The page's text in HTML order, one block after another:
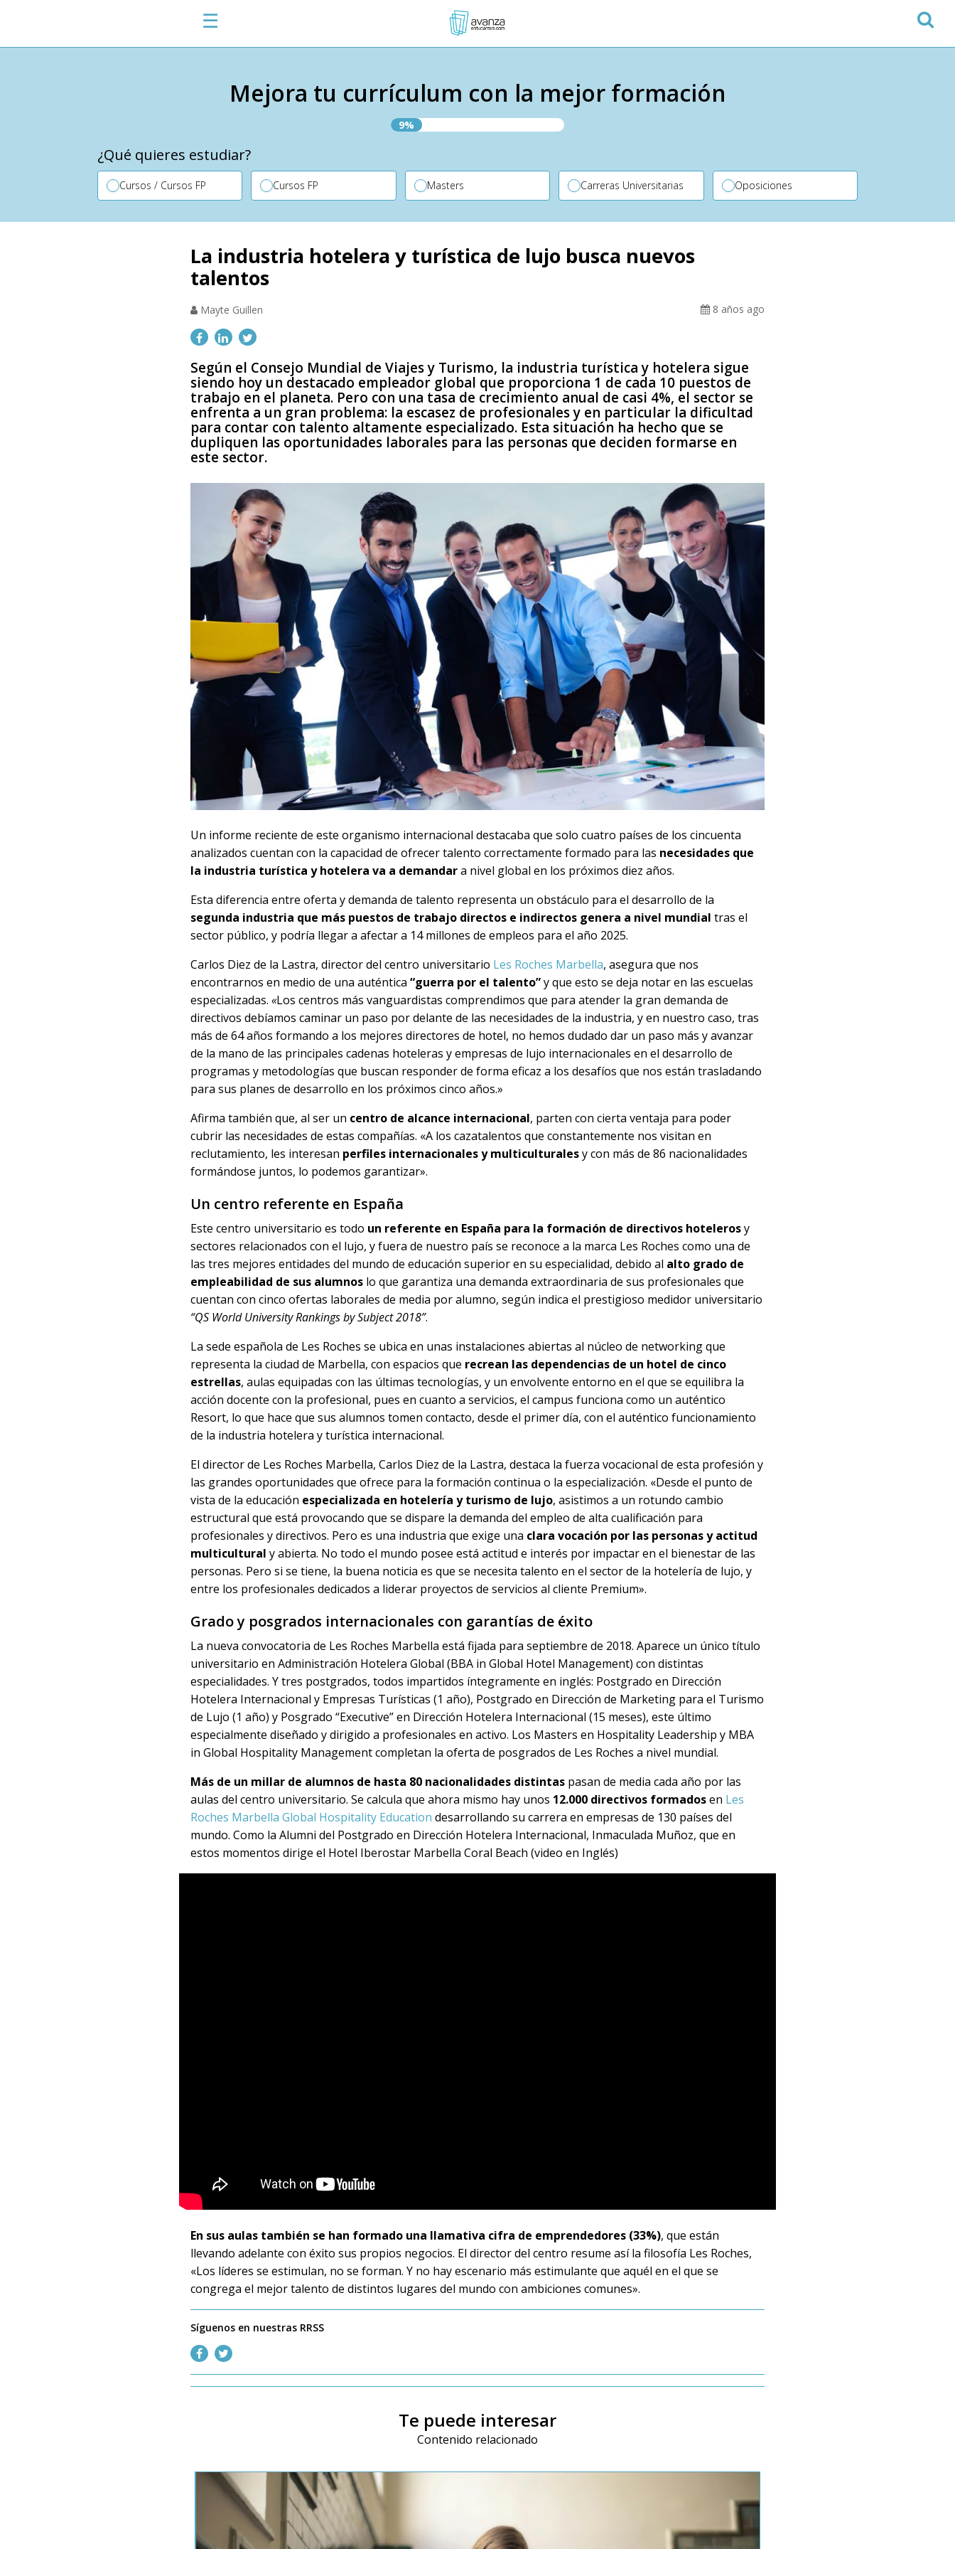
☰
Mejora tu currículum con la mejor formación
9%
¿Qué quieres estudiar?
Cursos / Cursos FP Cursos FP Masters Carreras Universitarias Oposiciones
La industria hotelera y turística de lujo busca nuevos
talentos
Mayte Guillen 8 años ago
Según el Consejo Mundial de Viajes y Turismo, la industria turística y hotelera sigue
siendo hoy un destacado empleador global que proporciona 1 de cada 10 puestos de
trabajo en el planeta. Pero con una tasa de crecimiento anual de casi 4%, el sector se
enfrenta a un gran problema: la escasez de profesionales y en particular la dificultad
para contar con talento altamente especializado. Esta situación ha hecho que se
dupliquen las oportunidades laborales para las personas que deciden formarse en
este sector.
Un informe reciente de este organismo internacional destacaba que solo cuatro países de los cincuenta
analizados cuentan con la capacidad de ofrecer talento correctamente formado para las necesidades que
la industria turística y hotelera va a demandara nivel global en los próximos diez años.
Esta diferencia entre oferta y demanda de talento representa un obstáculo para el desarrollo de la
segunda industria que más puestos de trabajo directos e indirectos genera a nivel mundial tras el
sector público, y podría llegar a afectar a 14 millones de empleos para el año 2025.
Carlos Diez de la Lastra, director del centro universitario Les Roches Marbella, asegura que nos
encontrarnos en medio de una auténtica “guerra por el talento”y que esto se deja notar en las escuelas
especializadas. «Los centros más vanguardistas comprendimos que para atender la gran demanda de
directivos debíamos caminar un paso por delante de las necesidades de la industria, y en nuestro caso, tras
más de 64 años formando a los mejores directores de hotel, no hemos dudado dar un paso más y avanzar
de la mano de las principales cadenas hoteleras y empresas de lujo internacionales en el desarrollo de
programas y metodologías que buscan responder de forma eficaz a los desafíos que nos están trasladando
para sus planes de desarrollo en los próximos cinco años.»
Afirma también que, al ser un centro de alcance internacional, parten con cierta ventaja para poder
cubrir las necesidades de estas compañías. «A los cazatalentos que constantemente nos visitan en
reclutamiento, les interesan perfiles internacionales y multiculturalesy con más de 86 nacionalidades
formándose juntos, lo podemos garantizar».
Un centro referente en España
Este centro universitario es todo un referente en España para la formación de directivos hotelerosy
sectores relacionados con el lujo, y fuera de nuestro país se reconoce a la marca Les Roches como una de
las tres mejores entidades del mundo de educación superior en su especialidad, debido al alto grado de
empleabilidad de sus alumnos lo que garantiza una demanda extraordinaria de sus profesionales que
cuentan con cinco ofertas laborales de media por alumno, según indica el prestigioso medidor universitario
“QS World University Rankings by Subject 2018”.
La sede española de Les Roches se ubica en unas instalaciones abiertas al núcleo de networking que
representa la ciudad de Marbella, con espacios que recrean las dependencias de un hotel de cinco
estrellas, aulas equipadas con las últimas tecnologías, y un envolvente entorno en el que se equilibra la
acción docente con la profesional, pues en cuanto a servicios, el campus funciona como un auténtico
Resort, lo que hace que sus alumnos tomen contacto, desde el primer día, con el auténtico funcionamiento
de la industria hotelera y turística internacional.
El director de Les Roches Marbella, Carlos Diez de la Lastra, destaca la fuerza vocacional de esta profesión y
las grandes oportunidades que ofrece para la formación continua o la especialización. «Desde el punto de
vista de la educación especializada en hotelería y turismo de lujo, asistimos a un rotundo cambio
estructural que está provocando que se dispare la demanda del empleo de alta cualificación para
profesionales y directivos. Pero es una industria que exige una clara vocación por las personas y actitud
multicultural y abierta. No todo el mundo posee está actitud e interés por impactar en el bienestar de las
personas. Pero si se tiene, la buena noticia es que se necesita talento en el sector de la hotelería de lujo, y
entre los profesionales dedicados a liderar proyectos de servicios al cliente Premium».
Grado y posgrados internacionales con garantías de éxito
La nueva convocatoria de Les Roches Marbella está fijada para septiembre de 2018. Aparece un único título
universitario en Administración Hotelera Global (BBA in Global Hotel Management) con distintas
especialidades. Y tres postgrados, todos impartidos íntegramente en inglés: Postgrado en Dirección
Hotelera Internacional y Empresas Turísticas (1 año), Postgrado en Dirección de Marketing para el Turismo
de Lujo (1 año) y Posgrado “Executive” en Dirección Hotelera Internacional (15 meses), este último
especialmente diseñado y dirigido a profesionales en activo. Los Masters en Hospitality Leadership y MBA
in Global Hospitality Management completan la oferta de posgrados de Les Roches a nivel mundial.
Más de un millar de alumnos de hasta 80 nacionalidades distintas pasan de media cada año por las
aulas del centro universitario. Se calcula que ahora mismo hay unos 12.000 directivos formadosen Les
Roches Marbella Global Hospitality Education desarrollando su carrera en empresas de 130 países del
mundo. Como la Alumni del Postgrado en Dirección Hotelera Internacional, Inmaculada Muñoz, que en
estos momentos dirige el Hotel Iberostar Marbella Coral Beach (video en Inglés)
En sus aulas también se han formado una llamativa cifra de emprendedores (33%), que están
llevando adelante con éxito sus propios negocios. El director del centro resume así la filosofía Les Roches,
«Los líderes se estimulan, no se forman. Y no hay escenario más estimulante que aquél en el que se
congrega el mejor talento de distintos lugares del mundo con ambiciones comunes».
Síguenos en nuestras RRSS
Te puede interesar
Contenido relacionado